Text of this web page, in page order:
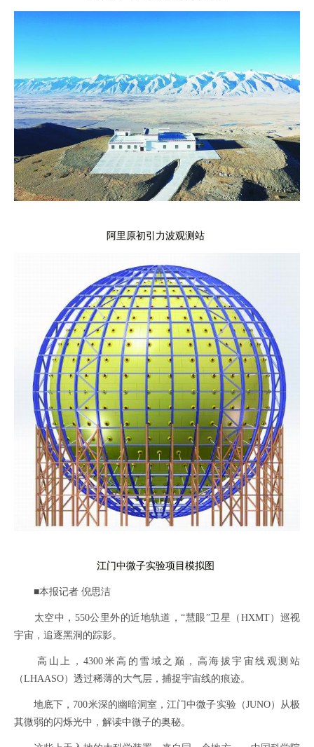
阿里原初引力波观测站
江门中微子实验项目模拟图
■本报记者 倪思洁
太空中，550公里外的近地轨道，“慧眼”卫星（HXMT）巡视
宇宙，追逐黑洞的踪影。
高山上，4300米高的雪域之巅，高海拔宇宙线观测站
（LHAASO）透过稀薄的大气层，捕捉宇宙线的痕迹。
地底下，700米深的幽暗洞室，江门中微子实验（JUNO）从极
其微弱的闪烁光中，解读中微子的奥秘。